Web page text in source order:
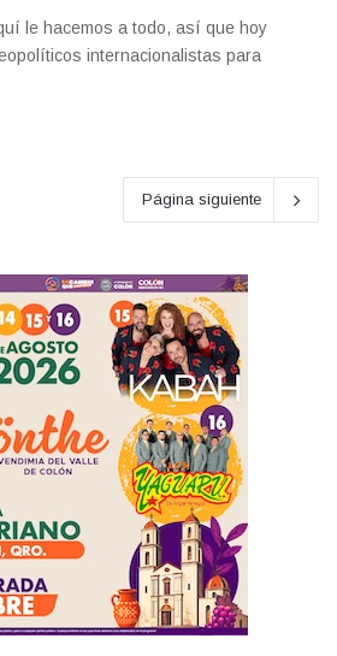
le hacemos a todo, así que hoy
internacionalistas para
Página siguiente